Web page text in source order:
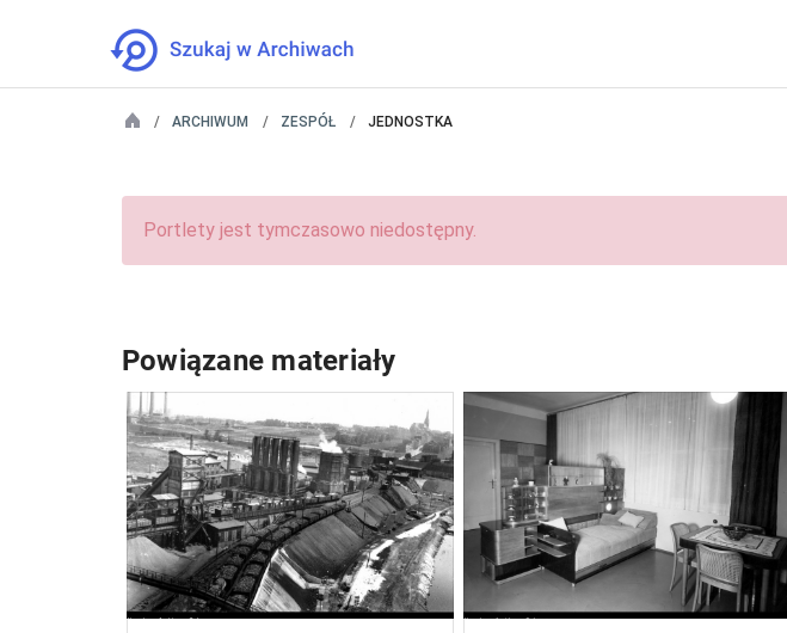
ARCHIWUM ZESPÓŁ JEDNOSTKA
Portlety jest tymczasowo niedostępny.
Powiązane materiały